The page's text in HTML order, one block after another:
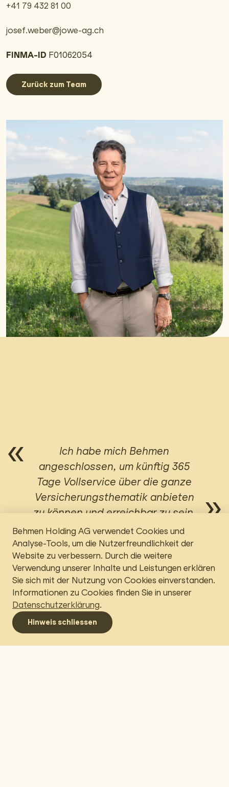
Menü
Navigation umschalten
+41 79 432 81 00
josef.weber@jowe-ag.ch
FINMA-ID F01062054
Zurück zum Team
Ich habe mich Behmen
angeschlossen, um künftig 365
Tage Vollservice über die ganze
Versicherungsthematik anbieten
zu können und erreichbar zu sein.
Behmen Holding AG verwendet Cookies und
Analyse-Tools, um die Nutzerfreundlichkeit der
Website zu verbessern. Durch die weitere
Verwendung unserer Inhalte und Leistungen erklären
Sie sich mit der Nutzung von Cookies einverstanden.
Informationen zu Cookies finden Sie in unserer
Datenschutzerklärung.
Hinweis schliessen